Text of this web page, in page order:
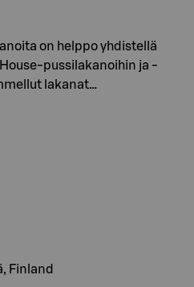
on helppo yhdistellä
pussilakanoihin ja -
lakanat…
Finland